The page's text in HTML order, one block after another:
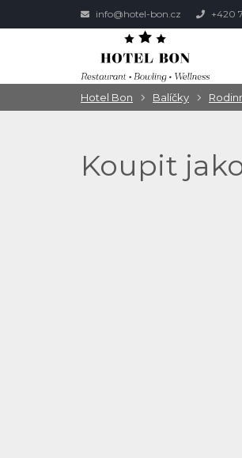
info@hotel-bon.cz +420
Hotel Bon Balíčky
Koupit